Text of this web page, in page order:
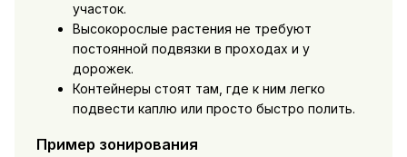
участок.
Высокорослые растения не требуют
постоянной подвязки в проходах и у
дорожек.
Контейнеры стоят там, где к ним легко
подвести каплю или просто быстро полить.
Пример зонирования